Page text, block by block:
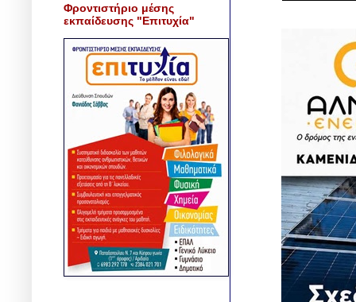
Φροντιστήριο μέσης
εκπαίδευσης "Επιτυχία"